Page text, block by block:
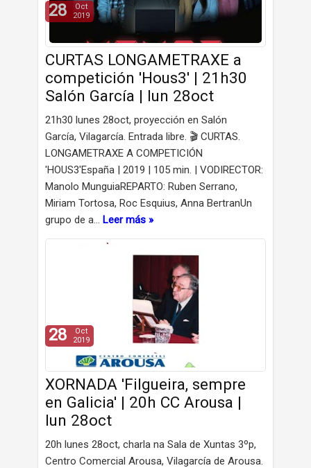
CURTAS LONGAMETRAXE a
competición 'Hous3' | 21h30
Salón García | lun 28oct
21h30 lunes 28oct, proyección en Salón
García, Vilagarcía. Entrada libre. 🎬 CURTAS.
LONGAMETRAXE A COMPETICIÓN
'HOUS3'España | 2019 | 105 min. | VODIRECTOR:
Manolo MunguiaREPARTO: Ruben Serrano,
Miriam Tortosa, Roc Esquius, Anna BertranUn
grupo de a… Leer más »
28
Oct
2019
XORNADA 'Filgueira, sempre
en Galicia' | 20h CC Arousa |
lun 28oct
20h lunes 28oct, charla na Sala de Xuntas 3ºp,
Centro Comercial Arousa, Vilagarcía de Arousa.
28
Oct
2019